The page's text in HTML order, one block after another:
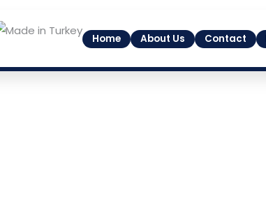
Home About Us Contact